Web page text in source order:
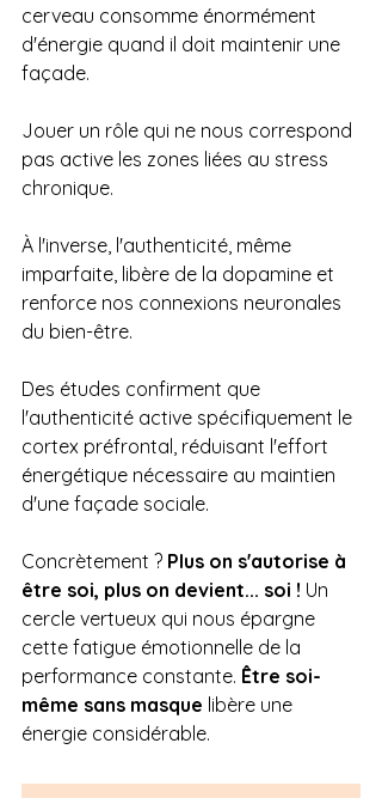
cerveau consomme énormément
d'énergie quand il doit maintenir une
façade.
Jouer un rôle qui ne nous correspond
pas active les zones liées au stress
chronique.
À l'inverse, l'authenticité, même
imparfaite, libère de la dopamine et
renforce nos connexions neuronales
du bien-être.
Des études confirment que
l'authenticité active spécifiquement le
cortex préfrontal, réduisant l'effort
énergétique nécessaire au maintien
d'une façade sociale.
Concrètement ? Plus on s'autorise à
être soi, plus on devient... soi ! Un
cercle vertueux qui nous épargne
cette fatigue émotionnelle de la
performance constante. Être soi-
même sans masque libère une
énergie considérable.